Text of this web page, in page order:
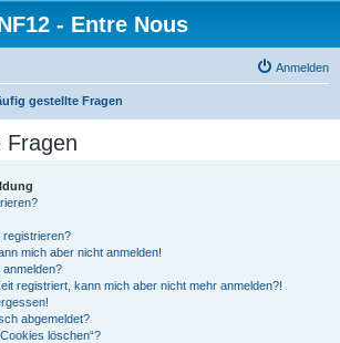
- Entre Nous
Anmelden
gestellte Fragen
Fragen
registrieren?
mich aber nicht anmelden!
registriert, kann mich aber nicht mehr anmelden?!
abgemeldet?
löschen“?